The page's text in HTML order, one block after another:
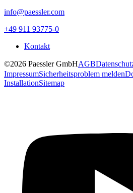
info@paessler.com
+49 911 93775-0
Kontakt
©2026 Paessler GmbHAGB
ImpressumSicherheitsproblem melden
InstallationSitemap